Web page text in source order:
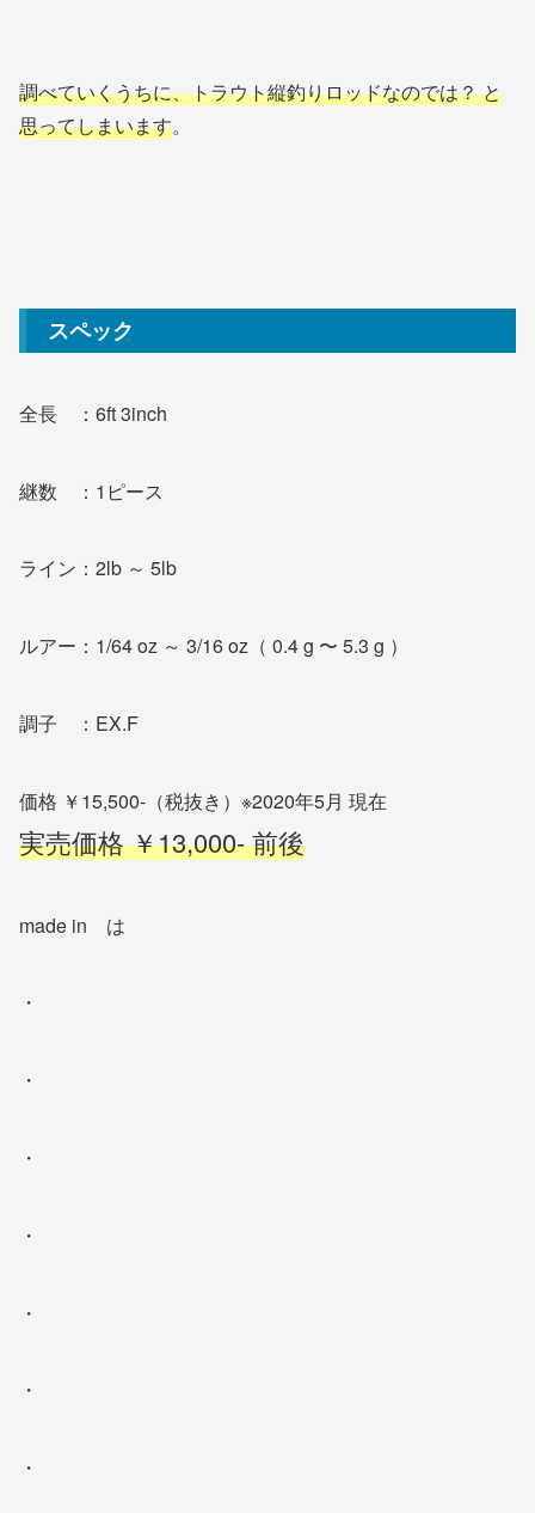
調べていくうちに、トラウト縦釣りロッドなのでは？ と
思ってしまいます。
スペック
全長 ：6ft 3inch
継数 ：1ピース
ライン：2lb ～ 5lb
ルアー：1/64 oz ～ 3/16 oz（ 0.4 g 〜 5.3 g ）
調子 ：EX.F
価格 ￥15,500-（税抜き）※2020年5月 現在
実売価格 ￥13,000- 前後
made in は
・
・
・
・
・
・
・